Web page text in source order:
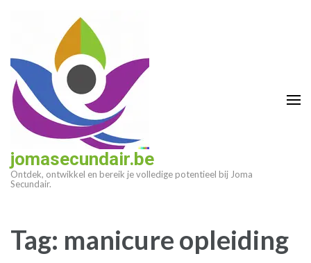
(druk
enter)
jomasecundair.be
Ontdek, ontwikkel en bereik je volledige potentieel bij Joma
Secundair.
Tag: manicure opleiding